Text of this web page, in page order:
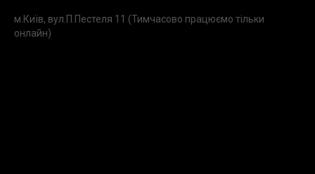
м.Київ, вул.П.Пестеля 11 (Тимчасово працюємо тільки
онлайн)